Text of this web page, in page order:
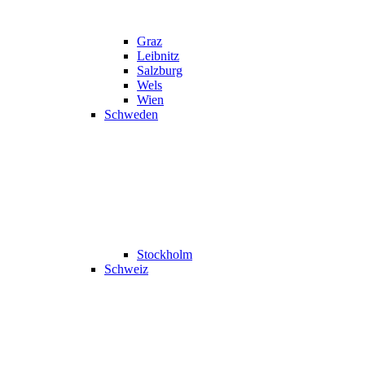
Graz
Leibnitz
Salzburg
Wels
Wien
Schweden
Stockholm
Schweiz